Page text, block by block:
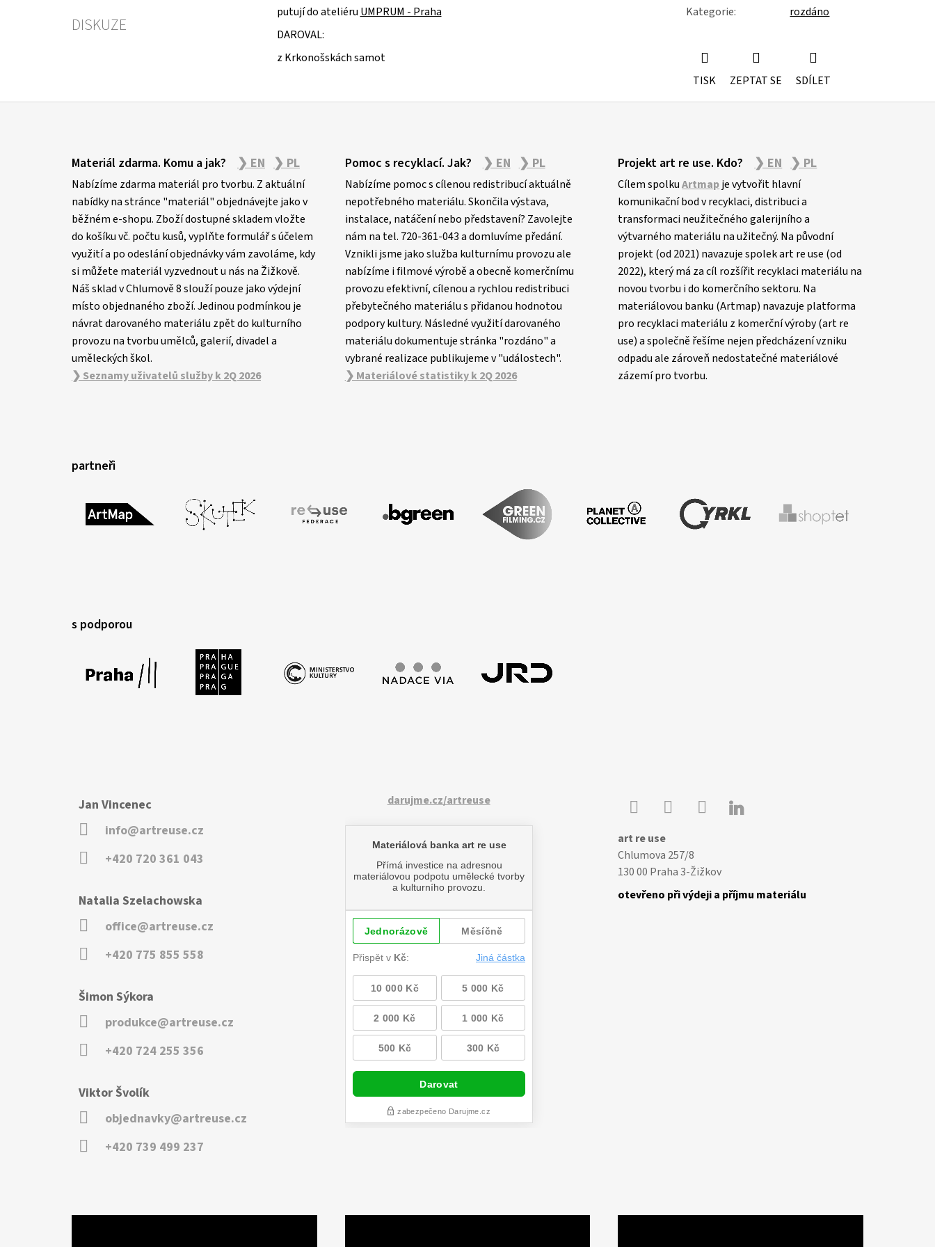
DISKUZE
putují do ateliéru UMPRUM - Praha
DAROVAL:
z Krkonošskách samot
Kategorie: rozdáno
TISK ZEPTAT SE SDÍLET
Materiál zdarma. Komu a jak? ❯ EN ❯ PL
Nabízíme zdarma materiál pro tvorbu. Z aktuální
nabídky na stránce "materiál" objednávejte jako v
běžném e-shopu. Zboží dostupné skladem vložte
do košíku vč. počtu kusů, vyplňte formulář s účelem
využití a po odeslání objednávky vám zavoláme, kdy
si můžete materiál vyzvednout u nás na Žižkově.
Náš sklad v Chlumově 8 slouží pouze jako výdejní
místo objednaného zboží. Jedinou podmínkou je
návrat darovaného materiálu zpět do kulturního
provozu na tvorbu umělců, galerií, divadel a
uměleckých škol.
❯ Seznamy uživatelů služby k 2Q 2026
Pomoc s recyklací. Jak? ❯ EN ❯ PL
Nabízíme pomoc s cílenou redistribucí aktuálně
nepotřebného materiálu. Skončila výstava,
instalace, natáčení nebo představení? Zavolejte
nám na tel. 720-361-043 a domluvíme předání.
Vznikli jsme jako služba kulturnímu provozu ale
nabízíme i filmové výrobě a obecně komerčnímu
provozu efektivní, cílenou a rychlou redistribuci
přebytečného materiálu s přidanou hodnotou
podpory kultury. Následné využití darovaného
materiálu dokumentuje stránka "rozdáno" a
vybrané realizace publikujeme v "událostech".
❯ Materiálové statistiky k 2Q 2026
Projekt art re use. Kdo? ❯ EN ❯ PL
Cílem spolkuArtmapje vytvořit hlavní
komunikační bod v recyklaci, distribuci a
transformaci neužitečného galerijního a
výtvarného materiálu na užitečný. Na původní
projekt (od 2021) navazuje spolek art re use (od
2022), který má za cíl rozšířit recyklaci materiálu na
novou tvorbu i do komerčního sektoru. Na
materiálovou banku (Artmap) navazuje platforma
pro recyklaci materiálu z komerční výroby (art re
use) a společně řešíme nejen předcházení vzniku
odpadu ale zároveň nedostatečné materiálové
zázemí pro tvorbu.
partneři
s podporou
Jan Vincenec
info@artreuse.cz
+420 720 361 043
Natalia Szelachowska
office@artreuse.cz
+420 775 855 558
Šimon Sýkora
produkce@artreuse.cz
+420 724 255 356
Viktor Švolík
objednavky@artreuse.cz
+420 739 499 237
darujme.cz/artreuse 
art re use
Chlumova 257/8
130 00 Praha 3-Žižkov
otevřeno při výdeji a příjmu materiálu